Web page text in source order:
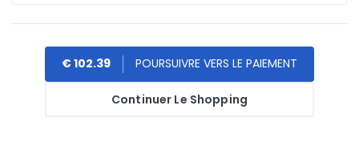
Continuer Le Shopping
€ 102.39